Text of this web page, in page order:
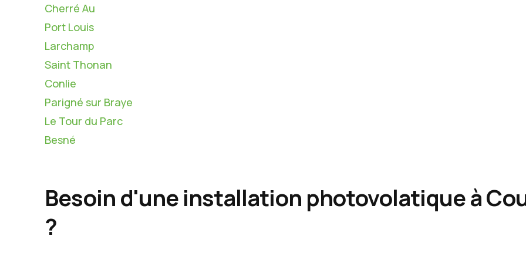
Cherré Au
Port Louis
Larchamp
Saint Thonan
Conlie
Parigné sur Braye
Le Tour du Parc
Besné
Besoin d'une installation photovolatique à
?